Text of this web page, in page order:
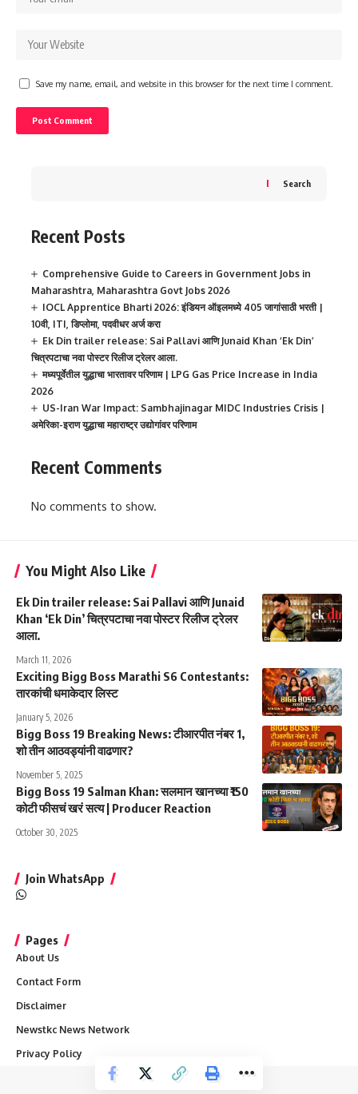
Save my name, email, and website in this browser for the next time I comment.
Search
Recent Posts
Comprehensive Guide to Careers in Government Jobs in
Maharashtra, Maharashtra Govt Jobs 2026
IOCL Apprentice Bharti 2026: इंडियन ऑइलमध्ये 405 जागांसाठी भरती |
10वी, ITI, डिप्लोमा, पदवीधर अर्ज करा
Ek Din trailer release: Sai Pallavi आणि Junaid Khan ‘Ek Din’
चित्रपटाचा नवा पोस्टर रिलीज ट्रेलर आला.
मध्यपूर्वेतील युद्धाचा भारतावर परिणाम | LPG Gas Price Increase in India
2026
US-Iran War Impact: Sambhajinagar MIDC Industries Crisis |
अमेरिका-इराण युद्धाचा महाराष्ट्र उद्योगांवर परिणाम
Recent Comments
No comments to show.
You Might Also Like
Ek Din trailer release: Sai Pallavi आणि Junaid
Khan ‘Ek Din’ चित्रपटाचा नवा पोस्टर रिलीज ट्रेलर
आला.
March 11, 2026
Exciting Bigg Boss Marathi S6 Contestants:
तारकांची धमाकेदार लिस्ट
January 5, 2026
Bigg Boss 19 Breaking News: टीआरपीत नंबर 1,
शो तीन आठवड्यांनी वाढणार?
November 5, 2025
Bigg Boss 19 Salman Khan: सलमान खानच्या ₹150
कोटी फीसचं खरं सत्य | Producer Reaction
October 30, 2025
Join WhatsApp
Pages
About Us
Contact Form
Disclaimer
Newstkc News Network
Privacy Policy